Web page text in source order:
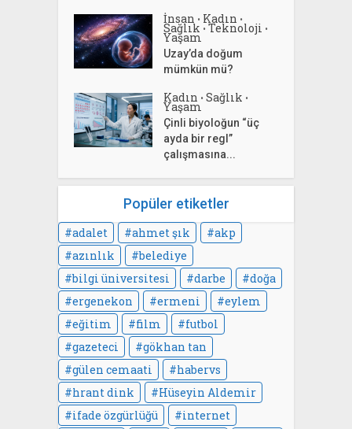
İnsan • Kadın •
Sağlık • Teknoloji •
Yaşam
Uzay’da doğum
mümkün mü?
Kadın • Sağlık •
Yaşam
Çinli biyoloğun “üç
ayda bir regl”
çalışmasına...
Popüler etiketler
adalet ahmet şık
akp
azınlık
belediye
bilgi üniversitesi
darbe
doğa
ergenekon
ermeni
eylem
eğitim
film
futbol
gazeteci
gökhan tan
gülen cemaati
habervs
hrant dink
Hüseyin Aldemir
ifade özgürlüğü
internet